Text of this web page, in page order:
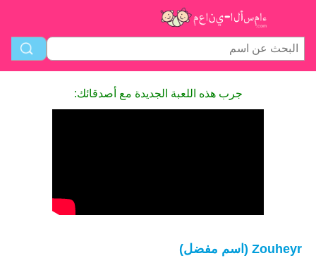
جرب هذه اللعبة الجديدة مع أصدقائك:
Zouheyr (اسم مفضل)